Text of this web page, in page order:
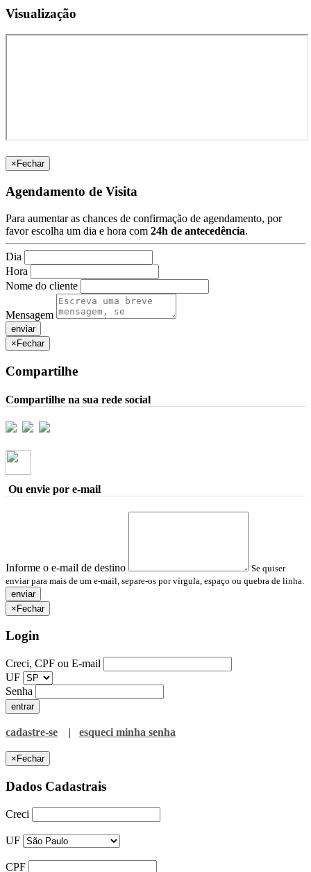
Visualização
× Fechar
Agendamento de Visita
Para aumentar as chances de confirmação de agendamento, por
favor escolha um dia e hora com 24h de antecedência.
Dia
Hora
Nome do cliente
Mensagem
× Fechar
Compartilhe
Compartilhe na sua rede social
Ou envie por e-mail
Informe o e-mail de destino
Se quiser
enviar para mais de um e-mail, separe-os por vírgula, espaço ou quebra de linha.
×Fechar
Login
Creci, CPF ou E-mail
UF
Senha
cadastre-se | esqueci minha senha
× Fechar
Dados Cadastrais
Creci
UF
CPF